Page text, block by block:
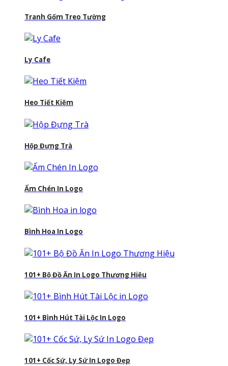
Tranh Gốm Treo Tường
Ly Cafe
Heo Tiết Kiệm
Hộp Đựng Trà
Ấm Chén In Logo
Bình Hoa In Logo
101+ Bộ Đồ Ăn In Logo Thương Hiệu
101+ Bình Hút Tài Lộc In Logo
101+ Cốc Sứ, Ly Sứ In Logo Đẹp